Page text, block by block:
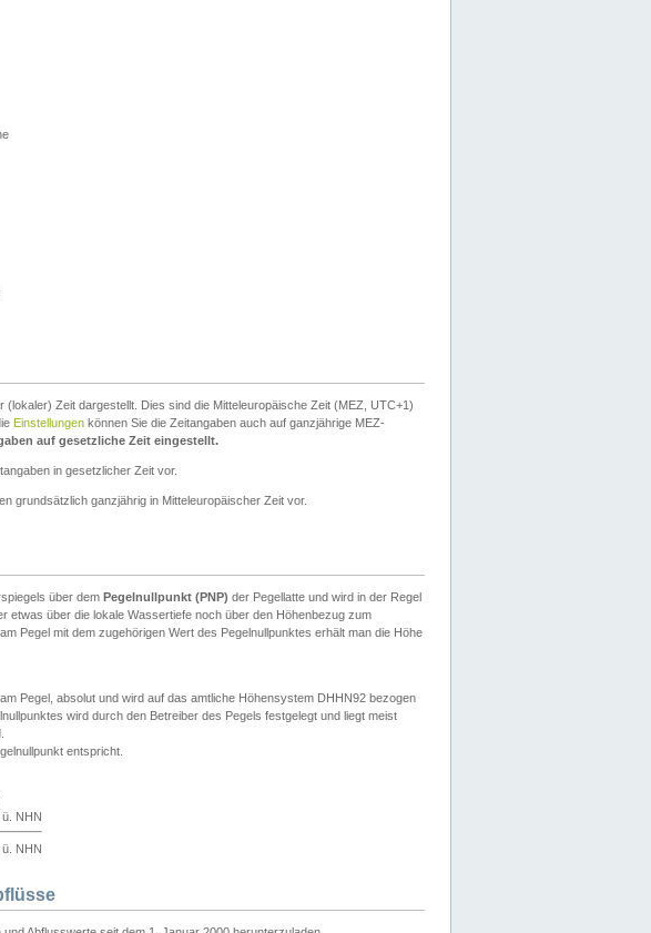
Zeit dargestellt. Dies sind die Mitteleuropäische Zeit (MEZ, UTC+1)
Einstellungen können Sie die Zeitangaben auch auf ganzjährige MEZ-
auf gesetzliche Zeit eingestellt.
in gesetzlicher Zeit vor.
grundsätzlich ganzjährig in Mitteleuropäischer Zeit vor.
über dem Pegelnullpunkt (PNP) der Pegellatte und wird in der Regel
etwas über die lokale Wassertiefe noch über den Höhenbezug zum
Pegel mit dem zugehörigen Wert des Pegelnullpunktes erhält man die Höhe
Pegel, absolut und wird auf das amtliche Höhensystem DHHN92 bezogen
wird durch den Betreiber des Pegels festgelegt und liegt meist
entspricht.
ü. NHN
ü. NHN